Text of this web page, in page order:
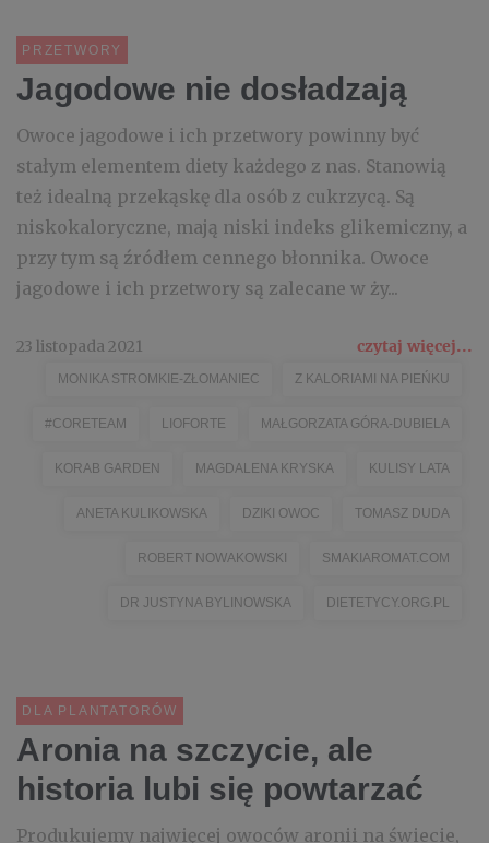
PRZETWORY
Jagodowe nie dosładzają
Owoce jagodowe i ich przetwory powinny być
stałym elementem diety każdego z nas. Stanowią
też idealną przekąskę dla osób z cukrzycą. Są
niskokaloryczne, mają niski indeks glikemiczny, a
przy tym są źródłem cennego błonnika. Owoce
jagodowe i ich przetwory są zalecane w ży...
23 listopada 2021 czytaj więcej...
MONIKA STROMKIE-ZŁOMANIEC Z KALORIAMI NA PIEŃKU
#CORETEAM LIOFORTE MAŁGORZATA GÓRA-DUBIELA
KORAB GARDEN MAGDALENA KRYSKA KULISY LATA
ANETA KULIKOWSKA DZIKI OWOC TOMASZ DUDA
ROBERT NOWAKOWSKI SMAKIAROMAT.COM
DR JUSTYNA BYLINOWSKA DIETETYCY.ORG.PL
DLA PLANTATORÓW
Aronia na szczycie, ale
historia lubi się powtarzać
Produkujemy najwięcej owoców aronii na świecie,